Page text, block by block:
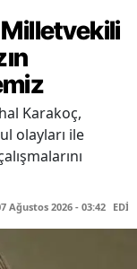
Karakoç,
olayları ile
Ağustos 2026 - 03:42